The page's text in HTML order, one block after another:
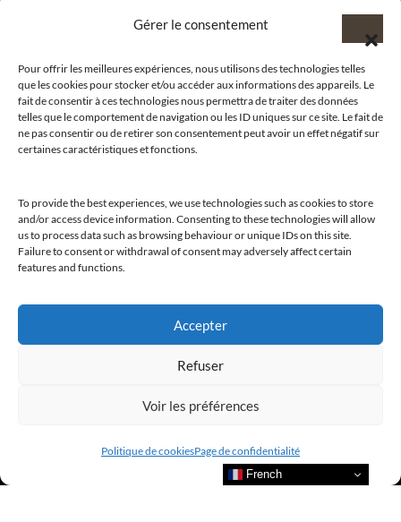
Gérer le consentement
Pour offrir les meilleures expériences, nous utilisons des technologies telles
que les cookies pour stocker et/ou accéder aux informations des appareils. Le
fait de consentir à ces technologies nous permettra de traiter des données
telles que le comportement de navigation ou les ID uniques sur ce site. Le fait de
ne pas consentir ou de retirer son consentement peut avoir un effet négatif sur
certaines caractéristiques et fonctions.
To provide the best experiences, we use technologies such as cookies to store
and/or access device information. Consenting to these technologies will allow
us to process data such as browsing behaviour or unique IDs on this site.
Failure to consent or withdrawal of consent may adversely affect certain
features and functions.
Accepter
Refuser
Voir les préférences
Politique de cookiesPage de confidentialité
Bienvenue au sein du CLUB AMILCAR !
CLUB.
French